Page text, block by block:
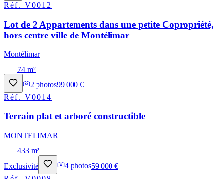
Réf.V0012
Lot de 2 Appartements dans une petite Copropriété,
hors centre ville de Montélimar
Montélimar
74 m²
2 photos99 000 €
Réf.V0014
Terrain plat et arboré constructible
MONTELIMAR
433 m²
Exclusivité
4 photos59 000 €